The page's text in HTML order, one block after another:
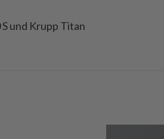
S und Krupp Titan